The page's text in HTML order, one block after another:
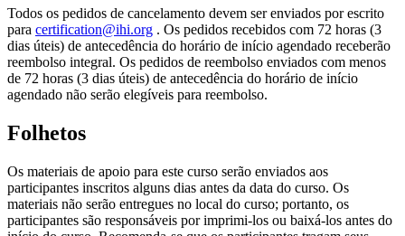
Todos os pedidos de cancelamento devem ser enviados por escrito
para certification@ihi.org . Os pedidos recebidos com 72 horas (3
dias úteis) de antecedência do horário de início agendado receberão
reembolso integral. Os pedidos de reembolso enviados com menos
de 72 horas (3 dias úteis) de antecedência do horário de início
agendado não serão elegíveis para reembolso.
Folhetos
Os materiais de apoio para este curso serão enviados aos
participantes inscritos alguns dias antes da data do curso. Os
materiais não serão entregues no local do curso; portanto, os
participantes são responsáveis ​​por imprimi-los ou baixá-los antes do